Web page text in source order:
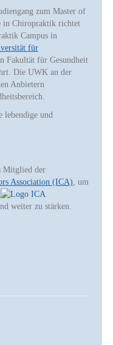
zum Master of
in Chiropraktik richtet
Campus in
für
Fakultät für Gesundheit
Die UWK an der
Anbietern
lebendige und
Mitglied der
Association (ICA), um
weiter zu stärken.